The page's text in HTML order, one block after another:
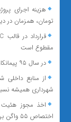
تومان، همزمان در دیگر
مقطوع است
در سال ۹۵ پیمانکار متروی قم ۲۵۲ میلیارد تومان کسری داشت
از منابع داخلی
شهرداری همیشه
اختصاص ۵۵ واگن برای مترو قم در این قراراداد با منابع دولتی